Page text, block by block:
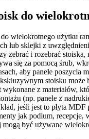
do
wielokrotnego użytku
lub sklejki z
zebrać i rozebrać stoiska,
się za pomocą śrub,
aby panele poszycia
stoisku może
z materiałów,
(np. panele z
jeśli jest to płyta MDF
jak podium, recepcje,
mogą być używane